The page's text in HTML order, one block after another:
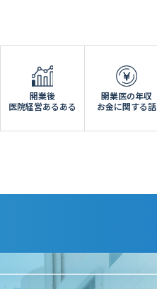
開業後
医院経営あるある
開業医の年収
お金に関する話